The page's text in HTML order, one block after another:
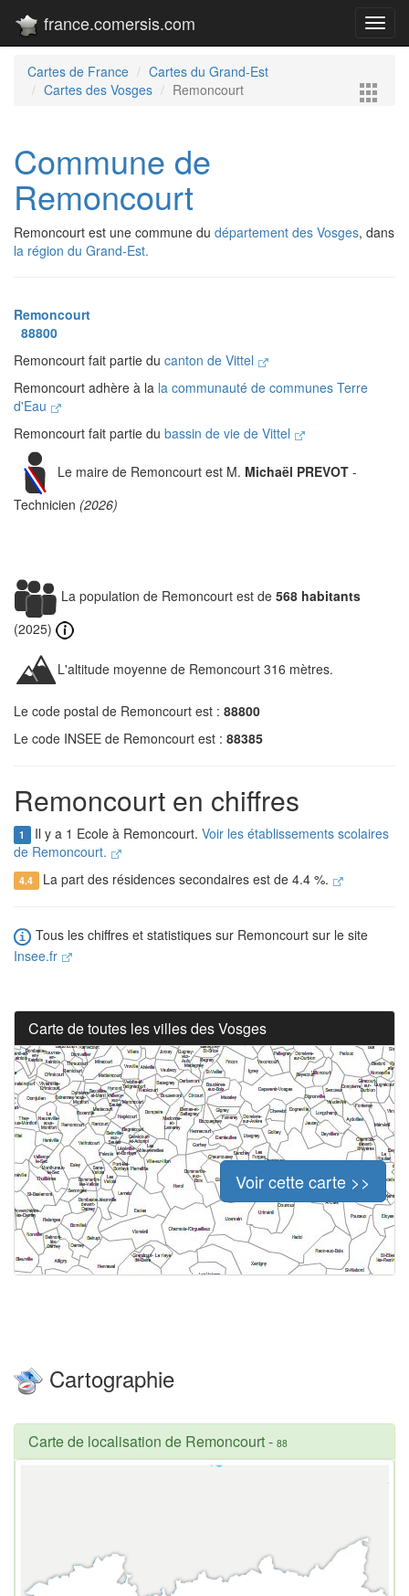
france.comersis.com
Cartes de France
Cartes du Grand-Est
Cartes des Vosges
Remoncourt
Commune de
Remoncourt
Remoncourt est une commune du département des Vosges, dans
la région du Grand-Est.
Remoncourt
88800
Remoncourt fait partie du canton de Vittel
Remoncourt adhère à la la communauté de communes Terre
d'Eau
Remoncourt fait partie du bassin de vie de Vittel
Le maire de Remoncourt est M. Michaël PREVOT -
Technicien (2026)
La population de Remoncourt est de 568 habitants
(2025)
L'altitude moyenne de Remoncourt 316 mètres.
Le code postal de Remoncourt est : 88800
Le code INSEE de Remoncourt est : 88385
Remoncourt en chiffres
1 Il y a 1 Ecole à Remoncourt. Voir les établissements scolaires
de Remoncourt.
4.4 La part des résidences secondaires est de 4.4 %.
Tous les chiffres et statistiques sur Remoncourt sur le site
Insee.fr
Carte de toutes les villes des Vosges
Voir cette carte >>
Cartographie
Carte de localisation de Remoncourt- 88